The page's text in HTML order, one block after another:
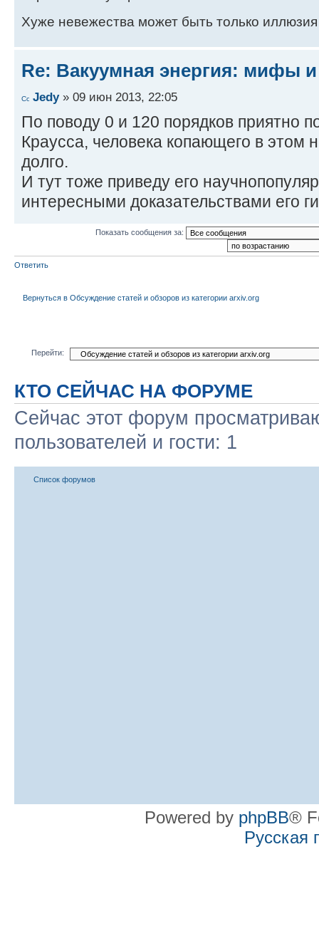
Хуже невежества может быть только
Re: Вакуумная энергия: мифы
Jedy» 09 июн 2013, 22:05
По поводу 0 и 120 порядков приятно
Краусса, человека копающего в этом
долго.
И тут тоже приведу его
интересными доказательствами его
Показать сообщения за:
Ответить
Вернуться в Обсуждение статей и обзоров из категории arxiv.org
Перейти:
КТО СЕЙЧАС НА ФОРУМЕ
Сейчас этот форум
пользователей и гости: 1
Список форумов
Powered by phpBB®
Русская